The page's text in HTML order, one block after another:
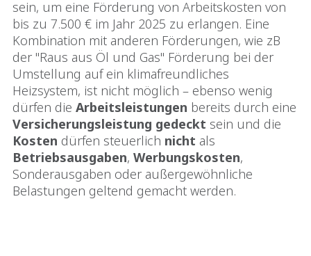
sein, um eine Förderung von Arbeitskosten von
bis zu 7.500 € im Jahr 2025 zu erlangen. Eine
Kombination mit anderen Förderungen, wie zB
der "Raus aus Öl und Gas" Förderung bei der
Umstellung auf ein klimafreundliches
Heizsystem, ist nicht möglich – ebenso wenig
dürfen die Arbeitsleistungen bereits durch eine
Versicherungsleistung gedeckt sein und die
Kosten dürfen steuerlich nicht als
Betriebsausgaben, Werbungskosten,
Sonderausgaben oder außergewöhnliche
Belastungen geltend gemacht werden.